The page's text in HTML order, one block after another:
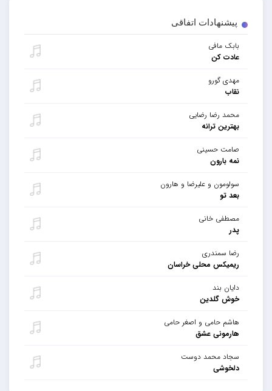
پیشنهادات اتفاقی
بابک مافی
عادت کن
مهدی گورو
نقاب
محمد رضا رضایی
بهترین ترانه
صامت حسینی
نمه بارون
سولومون و علیرضا و هارون
بعد تو
مصطفی خانی
پدر
رضا سمندری
ریمیکس محلی خراسان
دایان بند
خوش گلدین
هاشم حامی و اصغر حامی
هارمونی عشق
سجاد محمد دوست
دلخوشی